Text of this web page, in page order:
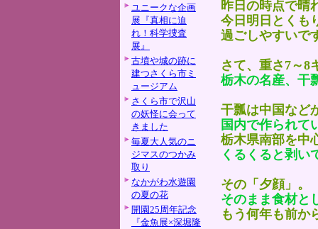
ユニークな企画
展『真相に迫
れ！科学捜査
展』
古墳や城の跡に
建つさくら市ミ
ュージアム
さくら市で沢山
の妖怪に会って
きました
毎夏大人気のニ
ジマスのつかみ
取り
なかがわ水遊園
の夏の花
開園25周年記念
『金魚展×深堀隆
昨日の時点で晴
今日明日とくも
過ごしやすいで
さて、重さ7～8
栃木の名産、干
干瓢は中国など
国内で作られて
栃木県南部を中
くるくると剥い
その「夕顔」。
そのまま食材と
もう何年も前か